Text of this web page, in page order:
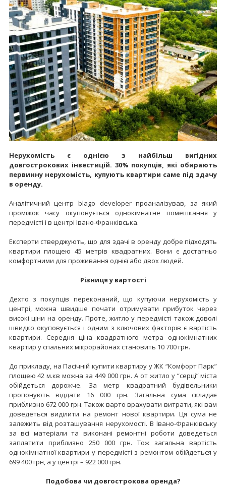
Нерухомість є однією з найбільш вигідних
довгострокових інвестицій. 30% покупців, які обирають
первинну нерухомість, купують квартири саме під здачу
в оренду.
Аналітичний центр blago developer проаналізував, за який
проміжок часу окуповується однокімнатне помешкання у
передмісті і в центрі Івано-Франківська.
Експерти стверджують, що для здачі в оренду добре підходять
квартири площею 45 метрів квадратних. Вони є достатньо
комфортними для проживання однієї або двох людей.
Різниця у вартості
Дехто з покупців переконаний, що купуючи нерухомість у
центрі, можна швидше почати отримувати прибуток через
високі ціни на оренду. Проте, житло у передмісті також доволі
швидко окуповується і одним з ключових факторів є вартість
квартири. Середня ціна квадратного метра однокімнатних
квартир у спальних мікрорайонах становить 10 700 грн.
До прикладу, на Пасічній купити квартиру у ЖК “Комфорт Парк”
площею 42 м.кв можна за 449 000 грн. А от житло у “серці” міста
обійдеться дорожче. За метр квадратний будівельники
пропонують віддати 16 000 грн. Загальна сума складає
приблизно 672 000 грн. Також варто врахувати витрати, які вам
доведеться виділити на ремонт нової квартири. Ця сума не
залежить від розташування нерухомості. В Івано-Франківську
за всі матеріали та виконані ремонтні роботи доведеться
заплатити приблизно 250 000 грн. Тож загальна вартість
однокімнатної квартири у передмісті з ремонтом обійдеться у
699 400 грн, а у центрі – 922 000 грн.
Подобова чи довгострокова оренда?